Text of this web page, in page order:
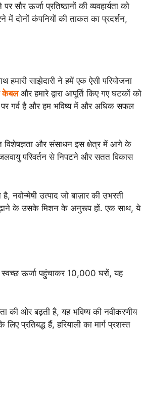
ऊर्जा प्रतिष्ठानों की व्यवहार्यता को
में दोनों कंपनियों की ताकत का प्रदर्शन,
साझेदारी ने हमें एक ऐसी परियोजना
केबलऔर हमारे द्वारा आपूर्ति किए गए घटकों को
पर गर्व है और हम भविष्य में और अधिक सफल
विशेषज्ञता और संसाधन इस क्षेत्र में आगे के
परिवर्तन से निपटने और सतत विकास
नवोन्मेषी उत्पाद जो बाज़ार की उभरती
बढ़ाने के उसके मिशन के अनुरूप हों. एक साथ, ये
ऊर्जा पहुंचाकर 10,000 घरों, यह
की ओर बढ़ती है, यह भविष्य की नवीकरणीय
प्रतिबद्ध हैं, हरियाली का मार्ग प्रशस्त